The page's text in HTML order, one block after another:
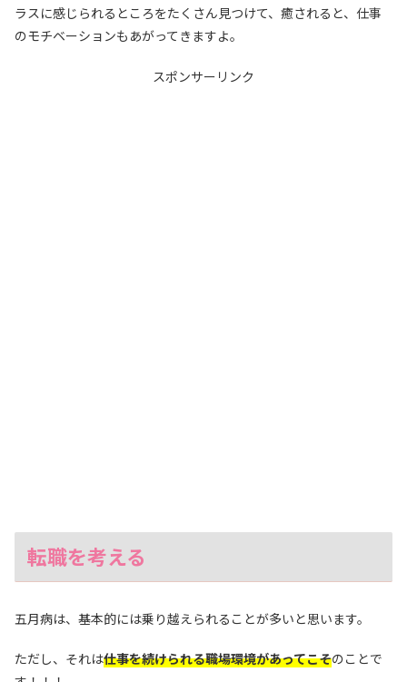
ラスに感じられるところをたくさん見つけて、癒されると、仕事
のモチベーションもあがってきますよ。
スポンサーリンク
転職を考える
五月病は、基本的には乗り越えられることが多いと思います。
ただし、それは仕事を続けられる職場環境があってこそのことで